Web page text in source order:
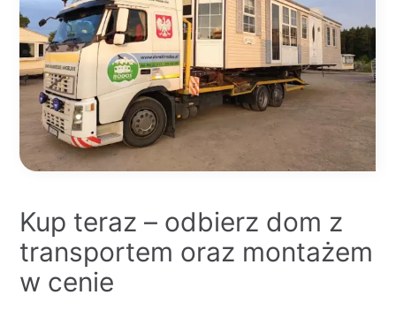
Kup teraz – odbierz dom z
transportem oraz montażem
w cenie